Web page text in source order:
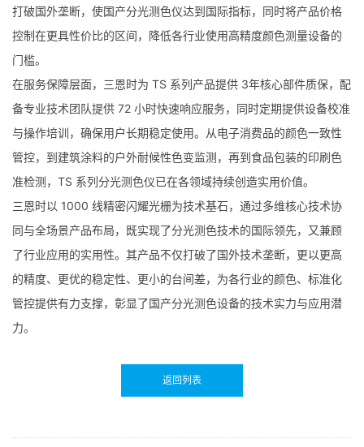
打破国外垄断，使国产分光测色仪达到国际指标，同时将产品价格
控制在更具性价比的区间，降低各行业使用高精度颜色测量设备的
门槛。
在服务保障层面，三恩时为 TS 系列产品提供 3年核心部件质保，配
备专业技术团队提供 72 小时快速响应服务，同时定期提供设备校准
与操作培训，确保用户长期稳定使用。从电子消费品的颜色一致性
管控，到建筑涂料的户外耐候性色变监测，再到食品包装的印刷色
准检测，TS 系列分光测色仪已在各领域持续创造实用价值。
三恩时以 1000 线精密闪耀光栅为技术基石，通过多维核心技术协
同与全场景产品布局，既实现了分光测色技术的国际领先，又兼顾
了行业应用的实用性。其产品不仅打破了国外技术垄断，更以更高
的精度、更优的稳定性、更小的台间差，为各行业的颜色、标准化
管控提供有力支撑，彰显了国产分光测色设备的技术实力与应用潜
力。
返回列表